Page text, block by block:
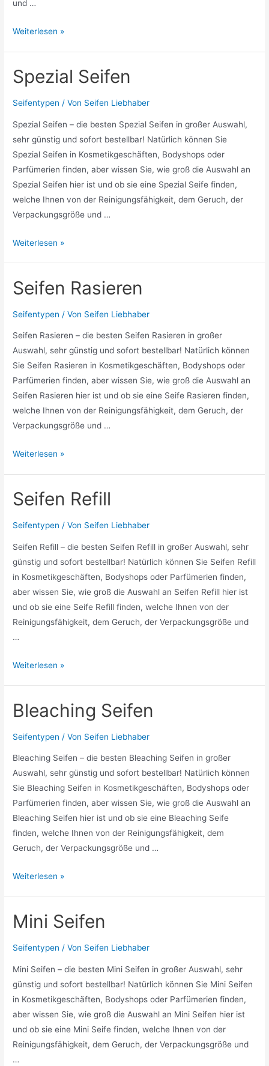
und …
Echte
Weiterlesen »
Spezial Seifen
Seifentypen / Von Seifen Liebhaber
Spezial Seifen – die besten Spezial Seifen in großer Auswahl,
sehr günstig und sofort bestellbar! Natürlich können Sie
Spezial Seifen in Kosmetikgeschäften, Bodyshops oder
Parfümerien finden, aber wissen Sie, wie groß die Auswahl an
Spezial Seifen hier ist und ob sie eine Spezial Seife finden,
welche Ihnen von der Reinigungsfähigkeit, dem Geruch, der
Verpackungsgröße und …
Spezial
Weiterlesen »
Seifen Rasieren
Seifentypen / Von Seifen Liebhaber
Seifen Rasieren – die besten Seifen Rasieren in großer
Auswahl, sehr günstig und sofort bestellbar! Natürlich können
Sie Seifen Rasieren in Kosmetikgeschäften, Bodyshops oder
Parfümerien finden, aber wissen Sie, wie groß die Auswahl an
Seifen Rasieren hier ist und ob sie eine Seife Rasieren finden,
welche Ihnen von der Reinigungsfähigkeit, dem Geruch, der
Verpackungsgröße und …
Seifen
Weiterlesen »
Seifen Refill
Seifentypen / Von Seifen Liebhaber
Seifen Refill – die besten Seifen Refill in großer Auswahl, sehr
günstig und sofort bestellbar! Natürlich können Sie Seifen Refill
in Kosmetikgeschäften, Bodyshops oder Parfümerien finden,
aber wissen Sie, wie groß die Auswahl an Seifen Refill hier ist
und ob sie eine Seife Refill finden, welche Ihnen von der
Reinigungsfähigkeit, dem Geruch, der Verpackungsgröße und
…
Seifen
Weiterlesen »
Bleaching Seifen
Seifentypen / Von Seifen Liebhaber
Bleaching Seifen – die besten Bleaching Seifen in großer
Auswahl, sehr günstig und sofort bestellbar! Natürlich können
Sie Bleaching Seifen in Kosmetikgeschäften, Bodyshops oder
Parfümerien finden, aber wissen Sie, wie groß die Auswahl an
Bleaching Seifen hier ist und ob sie eine Bleaching Seife
finden, welche Ihnen von der Reinigungsfähigkeit, dem
Geruch, der Verpackungsgröße und …
Bleaching
Weiterlesen »
Mini Seifen
Seifentypen / Von Seifen Liebhaber
Mini Seifen – die besten Mini Seifen in großer Auswahl, sehr
günstig und sofort bestellbar! Natürlich können Sie Mini Seifen
in Kosmetikgeschäften, Bodyshops oder Parfümerien finden,
aber wissen Sie, wie groß die Auswahl an Mini Seifen hier ist
und ob sie eine Mini Seife finden, welche Ihnen von der
Reinigungsfähigkeit, dem Geruch, der Verpackungsgröße und
…